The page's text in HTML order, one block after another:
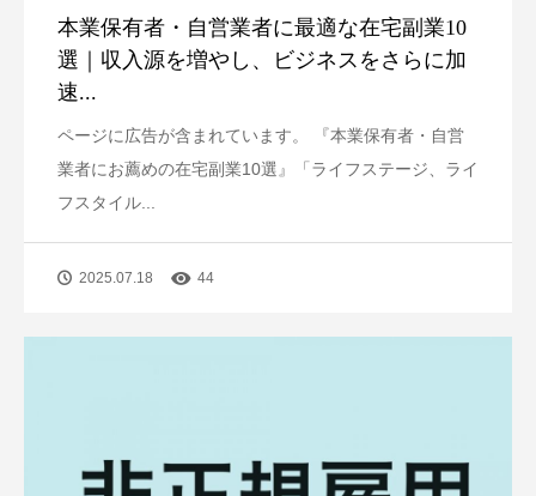
本業保有者・自営業者に最適な在宅副業10
選｜収入源を増やし、ビジネスをさらに加
速...
ページに広告が含まれています。 『本業保有者・自営
業者にお薦めの在宅副業10選』「ライフステージ、ライ
フスタイル...
2025.07.18 44